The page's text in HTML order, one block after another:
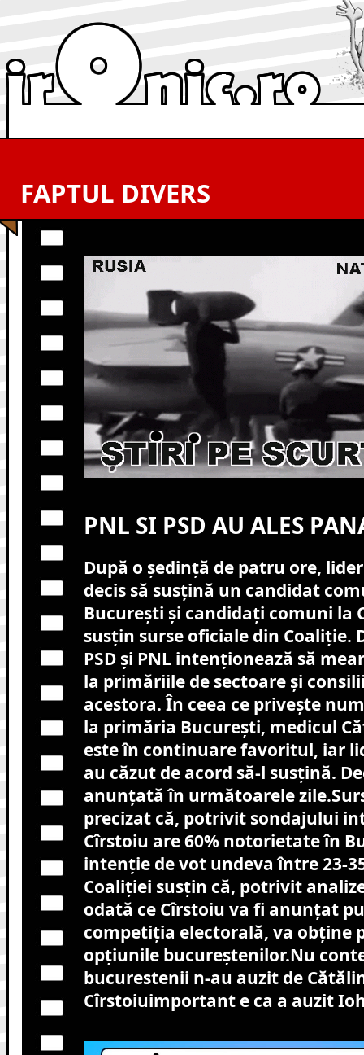
FAPTUL DIVERS
PNL SI PSD AU ALES
După o ședință de patru ore,
decis să susțină un candidat
București și candidați comuni la
susțin surse oficiale din Coaliție.
PSD și PNL intenționează să
la primăriile de sectoare și
acestora. În ceea ce privește
la primăria București, medicul
este în continuare favoritul, iar
au căzut de acord să-l susțină.
anunțată în următoarele zile.
precizat că, potrivit sondajului
Cîrstoiu are 60% notorietate în
intenție de vot undeva între 23-
Coaliției susțin că, potrivit
odată ce Cîrstoiu va fi anunțat
competiția electorală, va obține
opțiunile bucureștenilor.Nu
bucurestenii n-au auzit de
Cîrstoiuimportant e ca a auzit